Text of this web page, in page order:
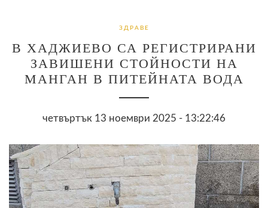
ЗДРАВЕ
В ХАДЖИЕВО СА РЕГИСТРИРАНИ
ЗАВИШЕНИ СТОЙНОСТИ НА
МАНГАН В ПИТЕЙНАТА ВОДА
четвъртък 13 ноември 2025 - 13:22:46